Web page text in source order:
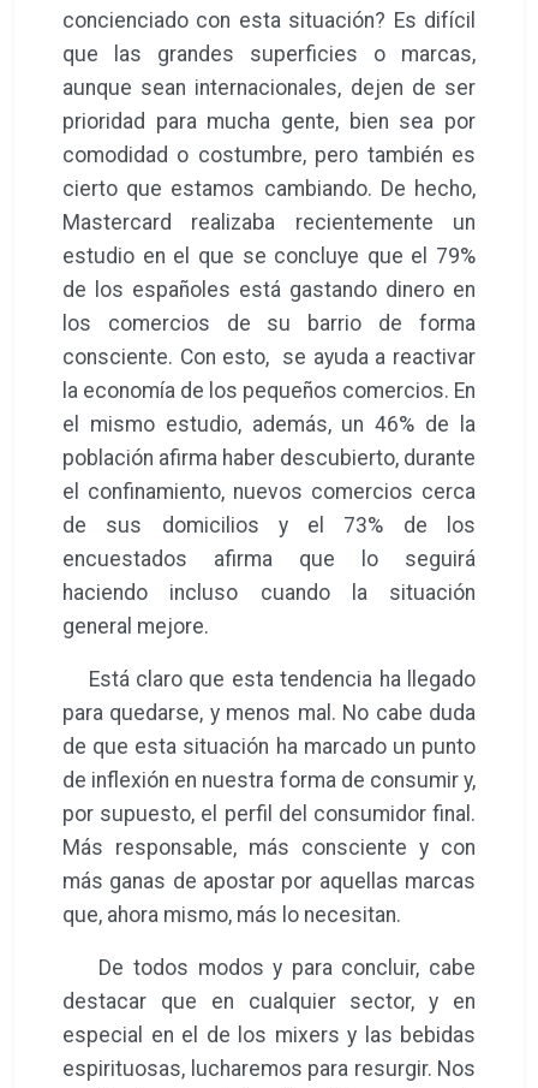
concienciado con esta situación? Es difícil
que las grandes superficies o marcas,
aunque sean internacionales, dejen de ser
prioridad para mucha gente, bien sea por
comodidad o costumbre, pero también es
cierto que estamos cambiando. De hecho,
Mastercard realizaba recientemente un
estudio en el que se concluye que el 79%
de los españoles está gastando dinero en
los comercios de su barrio de forma
consciente. Con esto, se ayuda a reactivar
la economía de los pequeños comercios. En
el mismo estudio, además, un 46% de la
población afirma haber descubierto, durante
el confinamiento, nuevos comercios cerca
de sus domicilios y el 73% de los
encuestados afirma que lo seguirá
haciendo incluso cuando la situación
general mejore.
Está claro que esta tendencia ha llegado
para quedarse, y menos mal. No cabe duda
de que esta situación ha marcado un punto
de inflexión en nuestra forma de consumir y,
por supuesto, el perfil del consumidor final.
Más responsable, más consciente y con
más ganas de apostar por aquellas marcas
que, ahora mismo, más lo necesitan.
De todos modos y para concluir, cabe
destacar que en cualquier sector, y en
especial en el de los mixers y las bebidas
espirituosas, lucharemos para resurgir. Nos